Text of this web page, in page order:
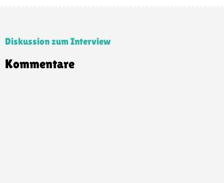
Diskussion zum Interview
Kommentare